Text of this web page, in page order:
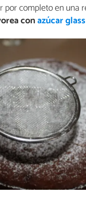
por completo en una
conazúcar glass